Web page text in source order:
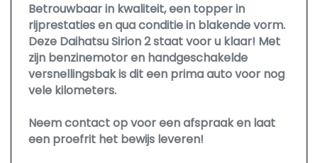
Betrouwbaar in kwaliteit, een topper in
rijprestaties en qua conditie in blakende vorm.
Deze Daihatsu Sirion 2 staat voor u klaar! Met
zijn benzinemotor en handgeschakelde
versnellingsbak is dit een prima auto voor nog
vele kilometers.
Neem contact op voor een afspraak en laat
een proefrit het bewijs leveren!